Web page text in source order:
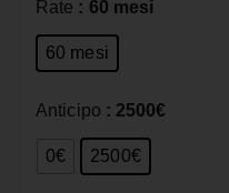
Rate : 60 mesi
60 mesi
Anticipo : 2500€
0€ 2500€